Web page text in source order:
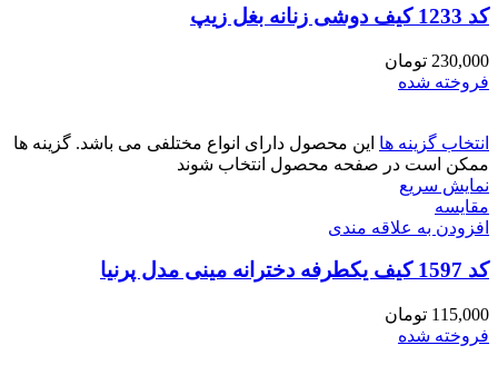
کد 1233 کیف دوشی زنانه بغل زیپ
230,000 تومان
فروخته شده
انتخاب گزینه ها این محصول دارای انواع مختلفی می باشد. گزینه ها
ممکن است در صفحه محصول انتخاب شوند
نمایش سریع
مقايسه
افزودن به علاقه مندی
کد 1597 کیف یکطرفه دخترانه مینی مدل پرنیا
115,000 تومان
فروخته شده